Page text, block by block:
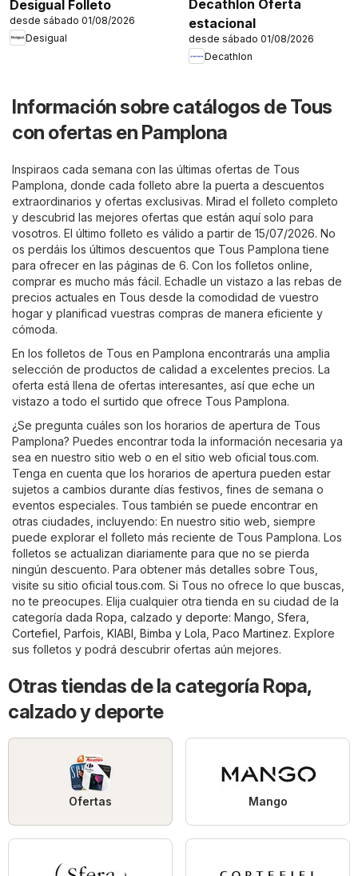
Desigual Folleto
desde sábado 01/08/2026
Desigual
Decathlon Oferta
estacional
desde sábado 01/08/2026
Decathlon
Información sobre catálogos de Tous
con ofertas en Pamplona
Inspiraos cada semana con las últimas ofertas de Tous
Pamplona, donde cada folleto abre la puerta a descuentos
extraordinarios y ofertas exclusivas. Mirad el folleto completo
y descubrid las mejores ofertas que están aquí solo para
vosotros. El último folleto es válido a partir de 15/07/2026. No
os perdáis los últimos descuentos que Tous Pamplona tiene
para ofrecer en las páginas de 6. Con los folletos online,
comprar es mucho más fácil. Echadle un vistazo a las rebas de
precios actuales en Tous desde la comodidad de vuestro
hogar y planificad vuestras compras de manera eficiente y
cómoda.
En los folletos de Tous en Pamplona encontrarás una amplia
selección de productos de calidad a excelentes precios. La
oferta está llena de ofertas interesantes, así que eche un
vistazo a todo el surtido que ofrece Tous Pamplona.
¿Se pregunta cuáles son los horarios de apertura de Tous
Pamplona? Puedes encontrar toda la información necesaria ya
sea en nuestro sitio web o en el sitio web oficialtous.com.
Tenga en cuenta que los horarios de apertura pueden estar
sujetos a cambios durante días festivos, fines de semana o
eventos especiales. Tous también se puede encontrar en
otras ciudades, incluyendo: En nuestro sitio web, siempre
puede explorar el folleto más reciente de Tous Pamplona. Los
folletos se actualizan diariamente para que no se pierda
ningún descuento. Para obtener más detalles sobre Tous,
visite su sitio oficialtous.com. Si Tous no ofrece lo que buscas,
no te preocupes. Elija cualquier otra tienda en su ciudad de la
categoría dada Ropa, calzado y deporte: Mango, Sfera,
Cortefiel, Parfois, KIABI, Bimba y Lola, Paco Martinez. Explore
sus folletos y podrá descubrir ofertas aún mejores.
Otras tiendas de la categoría Ropa,
calzado y deporte
Ofertas Mango